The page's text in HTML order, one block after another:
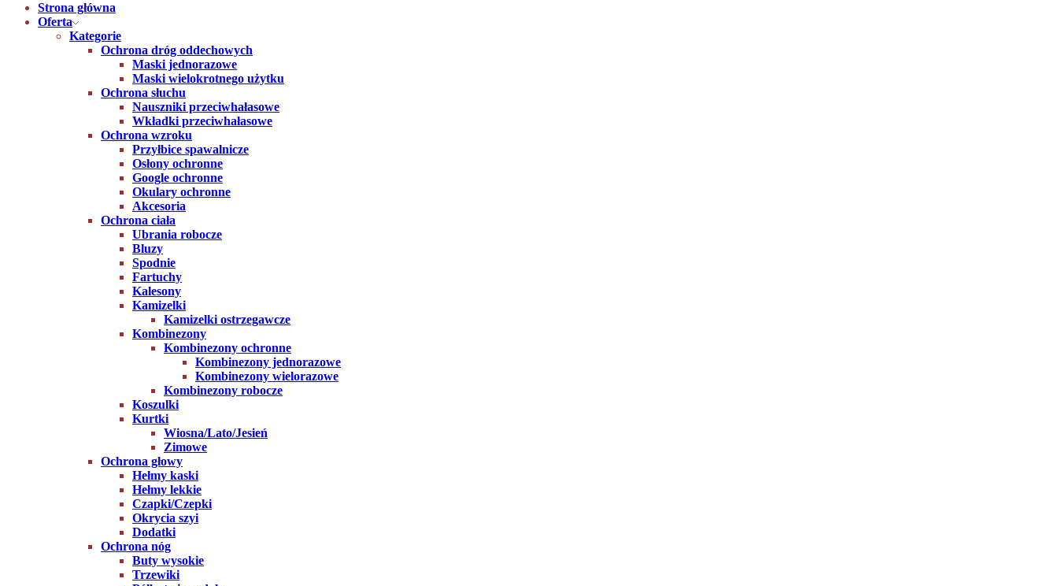
Strona główna
Oferta
Kategorie
Ochrona dróg oddechowych
Maski jednorazowe
Maski wielokrotnego użytku
Ochrona słuchu
Nauszniki przeciwhałasowe
Wkładki przeciwhałasowe
Ochrona wzroku
Przyłbice spawalnicze
Osłony ochronne
Google ochronne
Okulary ochronne
Akcesoria
Ochrona ciała
Ubrania robocze
Bluzy
Spodnie
Fartuchy
Kalesony
Kamizelki
Kamizelki ostrzegawcze
Kombinezony
Kombinezony ochronne
Kombinezony jednorazowe
Kombinezony wielorazowe
Kombinezony robocze
Koszulki
Kurtki
Wiosna/Lato/Jesień
Zimowe
Ochrona głowy
Hełmy kaski
Hełmy lekkie
Czapki/Czepki
Okrycia szyi
Dodatki
Ochrona nóg
Buty wysokie
Trzewiki